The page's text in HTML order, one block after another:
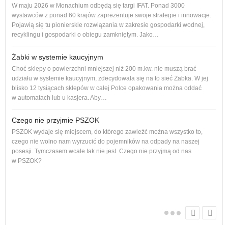
W maju 2026 w Monachium odbędą się targi IFAT. Ponad 3000
wystawców z ponad 60 krajów zaprezentuje swoje strategie i innowacje.
Pojawią się tu pionierskie rozwiązania w zakresie gospodarki wodnej,
recyklingu i gospodarki o obiegu zamkniętym. Jako…
Żabki w systemie kaucyjnym
Choć sklepy o powierzchni mniejszej niż 200 m.kw. nie muszą brać
udziału w systemie kaucyjnym, zdecydowała się na to sieć Żabka. W jej
blisko 12 tysiącach sklepów w całej Polce opakowania można oddać
w automatach lub u kasjera. Aby…
Czego nie przyjmie PSZOK
PSZOK wydaje się miejscem, do którego zawieźć można wszystko to,
czego nie wolno nam wyrzucić do pojemników na odpady na naszej
posesji. Tymczasem wcale tak nie jest. Czego nie przyjmą od nas
w PSZOK?